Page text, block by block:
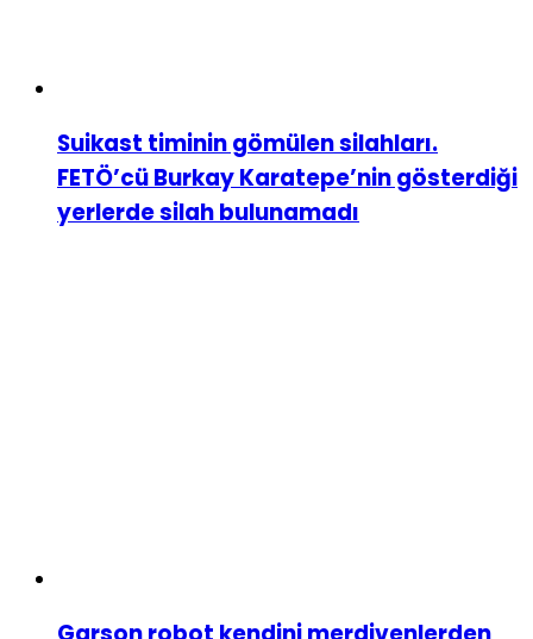
Suikast timinin gömülen silahları.
FETÖ’cü Burkay Karatepe’nin gösterdiği
yerlerde silah bulunamadı